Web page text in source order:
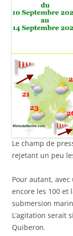
Le champ de
rejetant un peu
Pour autant,
encore les 100 et
submersion
L’agitation serait
Quiberon.